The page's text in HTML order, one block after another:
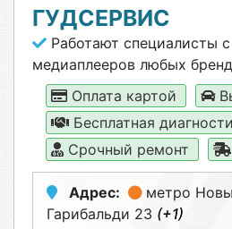
ГУДСЕРВИС
Работают специалисты
медиаплееров любых
Оплата картой
Бесплатная
Срочный ремонт
Адрес: метро
Гарибальди 23 (+1)